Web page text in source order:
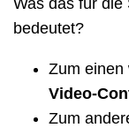
bedeutet?
Zum einen
Video-
Zum